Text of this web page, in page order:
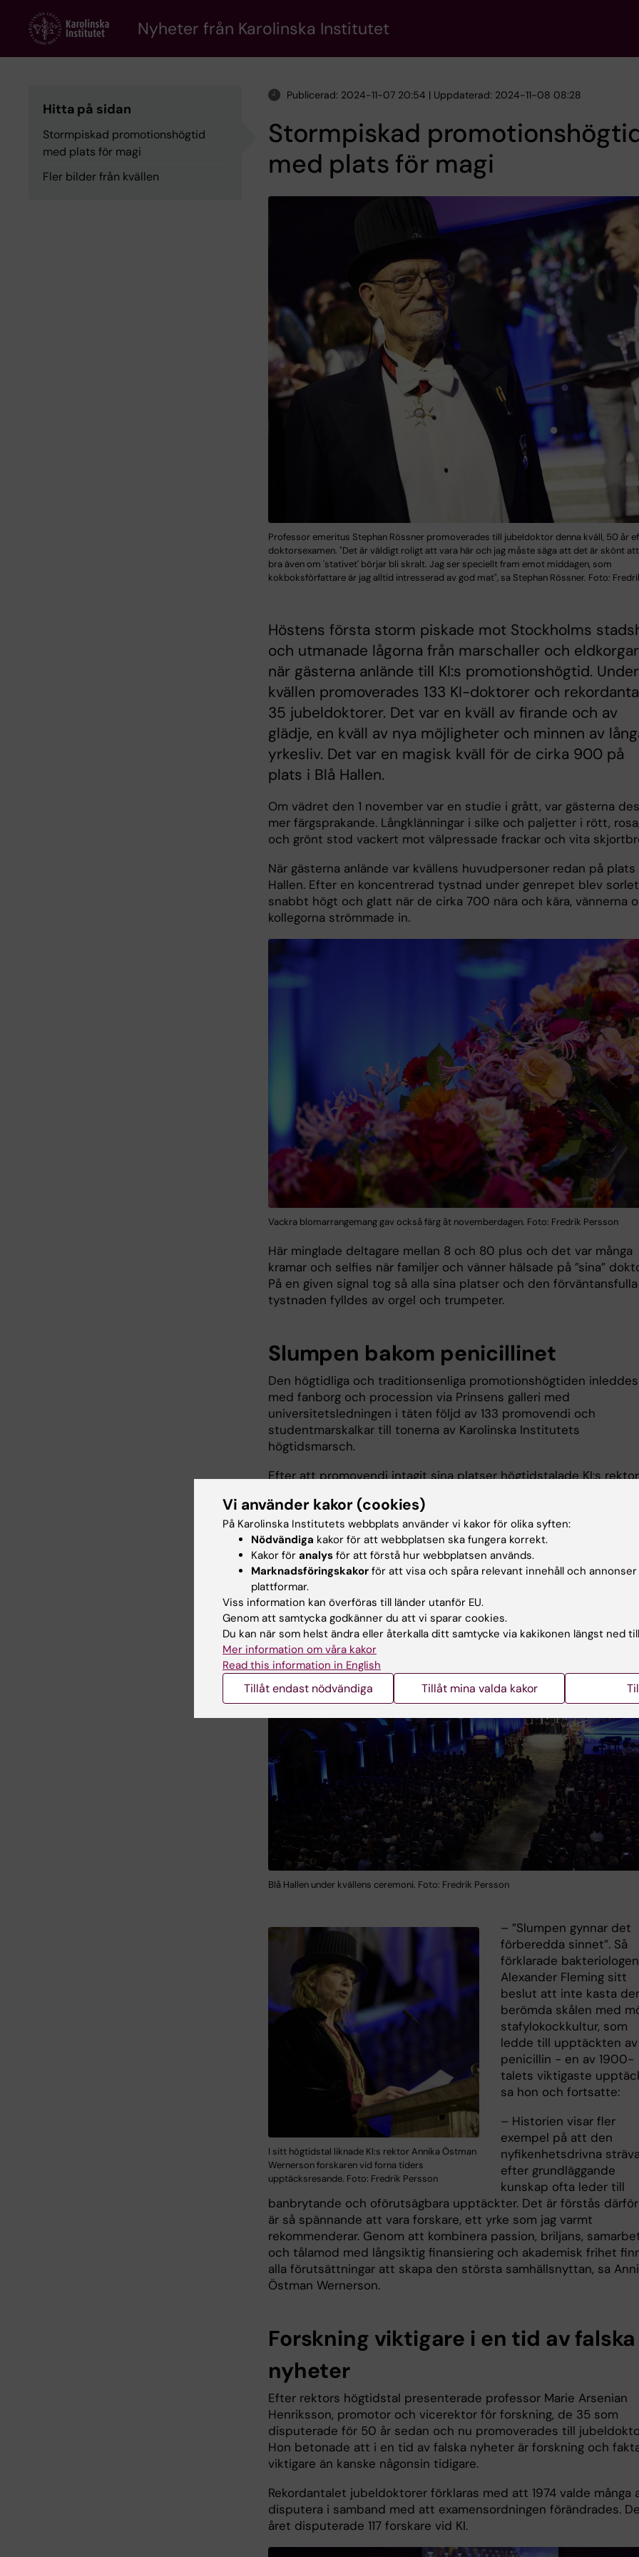
content
Nyheter från Karolinska Institutet
Hitta på sidan
Stormpiskad promotionshögtid
med plats för magi
Fler bilder från kvällen
Publicerad: 2024-11-07 20:54 | Uppdaterad: 2024-11-08 08:28
Stormpiskad
med plats för magi
Professor emeritus Stephan Rössner promoverades till jubeldoktor denna kväll, 50 år
doktorsexamen. "Det är väldigt roligt att vara här och jag måste säga att det är skönt
bra även om 'stativet' börjar bli skralt. Jag ser speciellt fram emot middagen, som
kokboksförfattare är jag alltid intresserad av god mat", sa Stephan Rössner. Foto:
Höstens första storm piskade mot Stockholms
och utmanade lågorna från marschaller och eldkorgar
när gästerna anlände till KI:s promotionshögtid. Under
kvällen promoverades 133 KI-doktorer och
35 jubeldoktorer. Det var en kväll av firande och av
glädje, en kväll av nya möjligheter och minnen av
yrkesliv. Det var en magisk kväll för de cirka 900 på
plats i Blå Hallen.
Om vädret den 1 november var en studie i grått, var gästerna
mer färgsprakande. Långklänningar i silke och paljetter i rött,
och grönt stod vackert mot välpressade frackar och vita
När gästerna anlände var kvällens huvudpersoner redan på plats
Hallen. Efter en koncentrerad tystnad under genrepet blev sorlet
snabbt högt och glatt när de cirka 700 nära och kära, vännerna
kollegorna strömmade in.
Vackra blomarrangemang gav också färg åt novemberdagen. Foto: Fredrik Persson
Här minglade deltagare mellan 8 och 80 plus och det var många
kramar och selfies när familjer och vänner hälsade på ”sina”
På en given signal tog så alla sina platser och den förväntansfulla
tystnaden fylldes av orgel och trumpeter.
Slumpen bakom penicillinet
Den högtidliga och traditionsenliga promotionshögtiden inleddes
med fanborg och procession via Prinsens galleri med
universitetsledningen i täten följd av 133 promovendi och
studentmarskalkar till tonerna av Karolinska Institutets
högtidsmarsch.
Efter att promovendi intagit sina platser högtidstalade KI:s rektor
upptäcktsresande som ger sig ut i det okända utan karta eller
kompass, enbart driven av nyfikenhet och en tro på vetenskap
fakta. Rektor resonerade också kring vikten av grundforskning.
Blå Hallen under kvällens ceremoni. Foto: Fredrik Persson
I sitt högtidstal liknade KI:s rektor Annika Östman
Wernerson forskaren vid forna tiders
upptäcksresande. Foto: Fredrik Persson
– ”Slumpen gynnar det
förberedda sinnet”. Så
förklarade bakteriologen
Alexander Fleming sitt
beslut att inte kasta
berömda skålen med
stafylokockkultur, som
ledde till upptäckten av
penicillin - en av 1900-
talets viktigaste
sa hon och fortsatte:
– Historien visar fler
exempel på att den
nyfikenhetsdrivna
efter grundläggande
kunskap ofta leder till
banbrytande och oförutsägbara upptäckter. Det är förstås
är så spännande att vara forskare, ett yrke som jag varmt
rekommenderar. Genom att kombinera passion, briljans,
och tålamod med långsiktig finansiering och akademisk frihet
alla förutsättningar att skapa den största samhällsnyttan, sa
Östman Wernerson.
Forskning viktigare i en tid av falska
nyheter
Efter rektors högtidstal presenterade professor Marie Arsenian
Henriksson, promotor och vicerektor för forskning, de 35 som
disputerade för 50 år sedan och nu promoverades till
Hon betonade att i en tid av falska nyheter är forskning och
viktigare än kanske någonsin tidigare.
Rekordantalet jubeldoktorer förklaras med att 1974 valde många
disputera i samband med att examensordningen förändrades.
året disputerade 117 forskare vid KI.
Vi använder kakor (cookies)
På Karolinska Institutets webbplats använder vi kakor för olika syften:
Nödvändiga kakor för att webbplatsen ska fungera korrekt.
Kakor för analys för att förstå hur webbplatsen används.
Marknadsföringskakor för att visa och spåra relevant innehåll och
plattformar.
Viss information kan överföras till länder utanför EU.
Genom att samtycka godkänner du att vi sparar cookies.
Du kan när som helst ändra eller återkalla ditt samtycke via kakikonen längst ned
Mer information om våra kakor
Read this information in English
Tillåt endast nödvändiga Tillåt mina valda kakor